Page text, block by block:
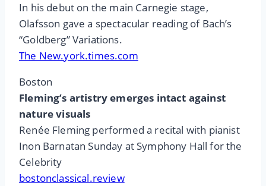
In his debut on the main Carnegie stage,
Olafsson gave a spectacular reading of Bach’s
“Goldberg” Variations.
The New.york.times.com
Boston
Fleming’s artistry emerges intact against
nature visuals
Renée Fleming performed a recital with pianist
Inon Barnatan Sunday at Symphony Hall for the
Celebrity
bostonclassical.review